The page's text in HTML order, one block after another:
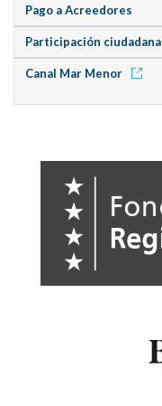
Pago a Acreedores
Participación ciudadana
Canal Mar Menor